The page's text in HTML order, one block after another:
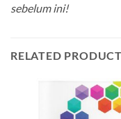
sebelum ini!
RELATED